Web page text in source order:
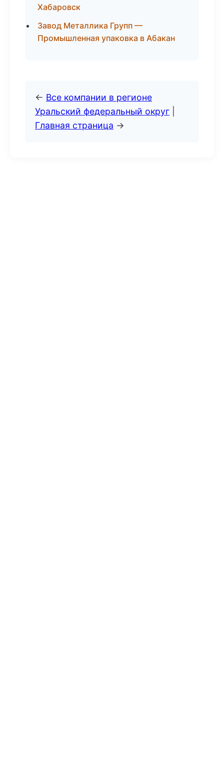
Хабаровск
Завод Металлика Групп —
Промышленная упаковка в Абакан
← Все компании в регионе
Уральский федеральный округ
Главная страница →